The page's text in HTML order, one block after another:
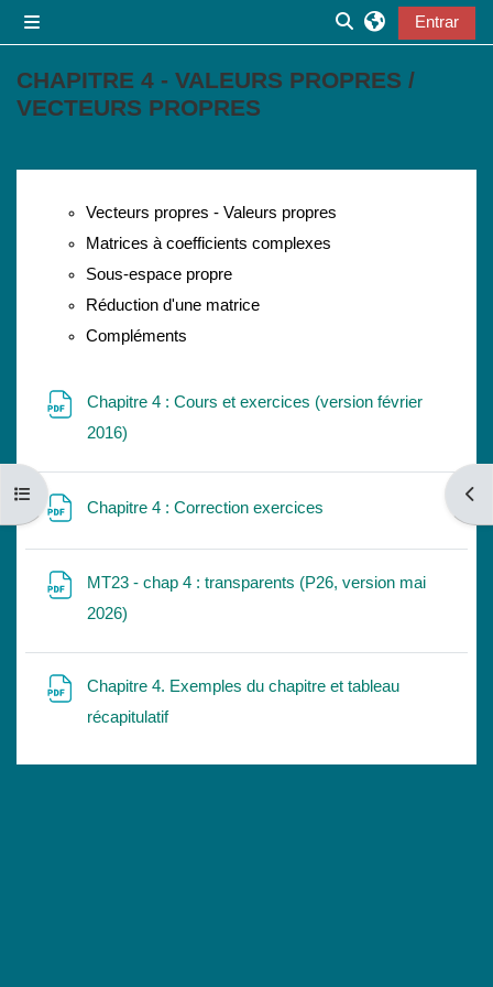
Selector de
Entrar
Abrir índice del curso
CHAPITRE 4 - VALEURS PROPRES /
VECTEURS PROPRES
Vecteurs propres - Valeurs propres
Matrices à coefficients complexes
Sous-espace propre
Réduction d'une matrice
Compléments
Chapitre 4 : Cours et exercices (version février
2016)
Chapitre 4 : Correction exercices
MT23 - chap 4 : transparents (P26, version mai
2026)
Chapitre 4. Exemples du chapitre et tableau
récapitulatif